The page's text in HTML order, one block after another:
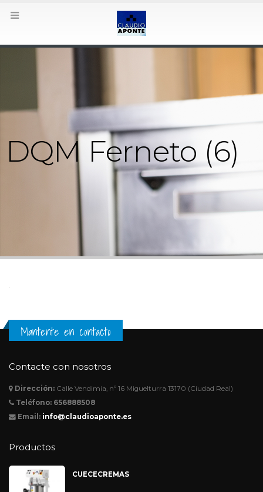
DQM Ferneto (6)
Mantente en contacto
Contacte con nosotros
Dirección: Calle Vendimia, nº 16 Miguelturra 13170 (Ciudad Real)
Teléfono: 656888508
Email: info@claudioaponte.es
Productos
CUECECREMAS